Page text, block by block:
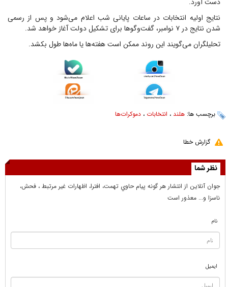
نتایج اولیه انتخابات در ساعات پایانی شب اعلام می‌شود و پس از رسمی
شدن نتایج در ۷ نوامبر، گفت‌و‌گو‌ها برای تشکیل دولت آغاز خواهد شد.
تحلیلگران می‌گویند این روند ممکن است هفته‌ها یا ماه‌ها طول بکشد.
برچسب ها: هلند ، انتخابات ، دموکرات‌ها
گزارش خطا
نظر شما
جوان آنلاين از انتشار هر گونه پيام حاوي تهمت، افترا، اظهارات غير مرتبط ، فحش،
ناسزا و... معذور است
نام
ایمیل